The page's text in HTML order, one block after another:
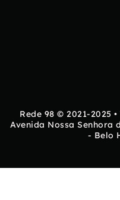
Rede 98 © 2021-2025
Avenida Nossa Senhora
- Belo